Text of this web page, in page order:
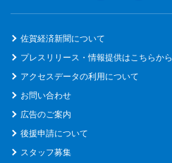
佐賀経済新聞について
プレスリリース・情報提供はこちらから
アクセスデータの利用について
お問い合わせ
広告のご案内
後援申請について
スタッフ募集